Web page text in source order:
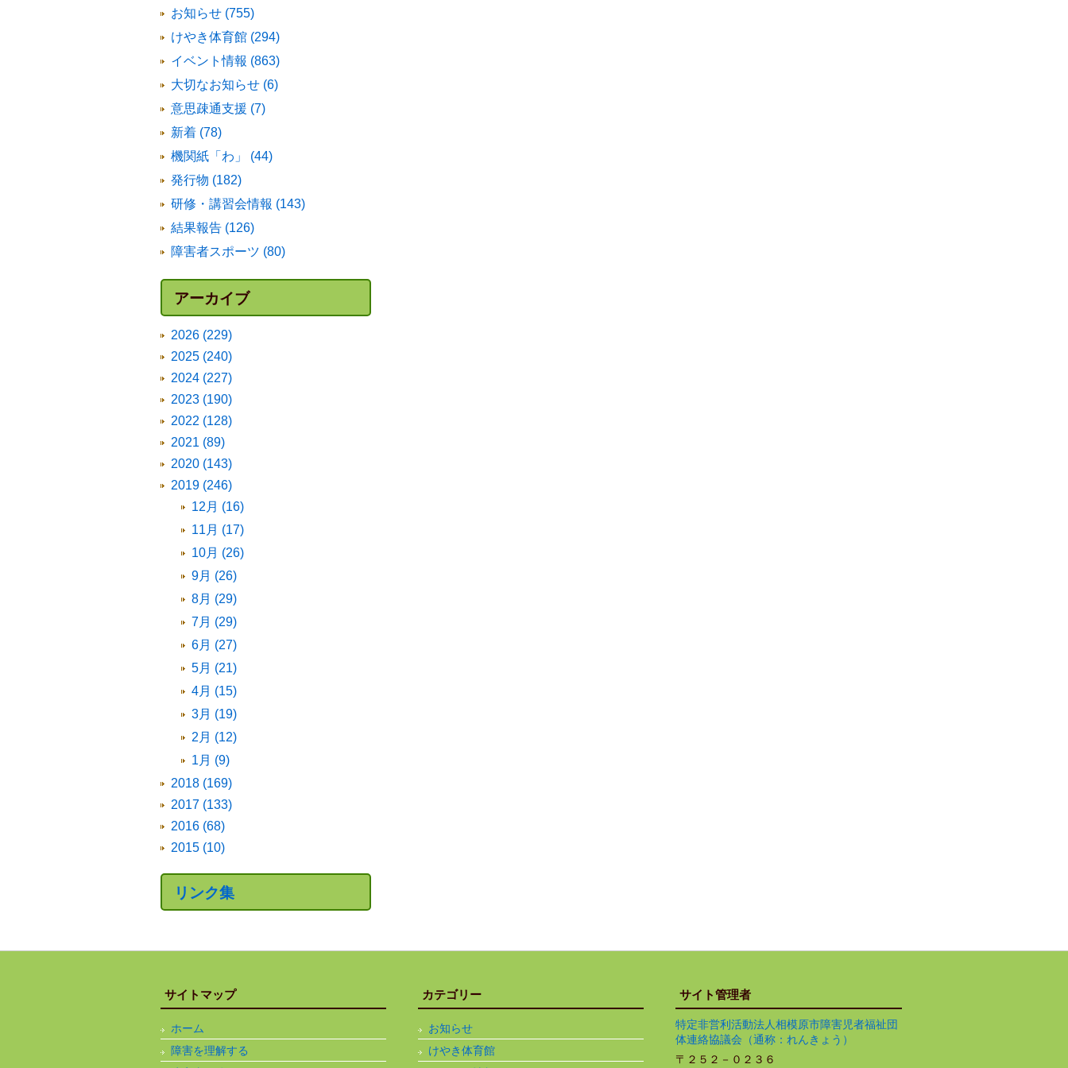
お知らせ (755)
けやき体育館 (294)
イベント情報 (863)
大切なお知らせ (6)
意思疎通支援 (7)
新着 (78)
機関紙「わ」 (44)
発行物 (182)
研修・講習会情報 (143)
結果報告 (126)
障害者スポーツ (80)
アーカイブ
2026 (229)
2025 (240)
2024 (227)
2023 (190)
2022 (128)
2021 (89)
2020 (143)
2019 (246)
12月 (16)
11月 (17)
10月 (26)
9月 (26)
8月 (29)
7月 (29)
6月 (27)
5月 (21)
4月 (15)
3月 (19)
2月 (12)
1月 (9)
2018 (169)
2017 (133)
2016 (68)
2015 (10)
リンク集
サイトマップ
ホーム
障害を理解する
カテゴリー
お知らせ
けやき体育館
サイト管理者
特定非営利活動法人相模原市障害児者福祉団
体連絡協議会（通称：れんきょう）
〒２５２－０２３６